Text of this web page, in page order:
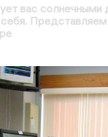
вас солнечными
себя.